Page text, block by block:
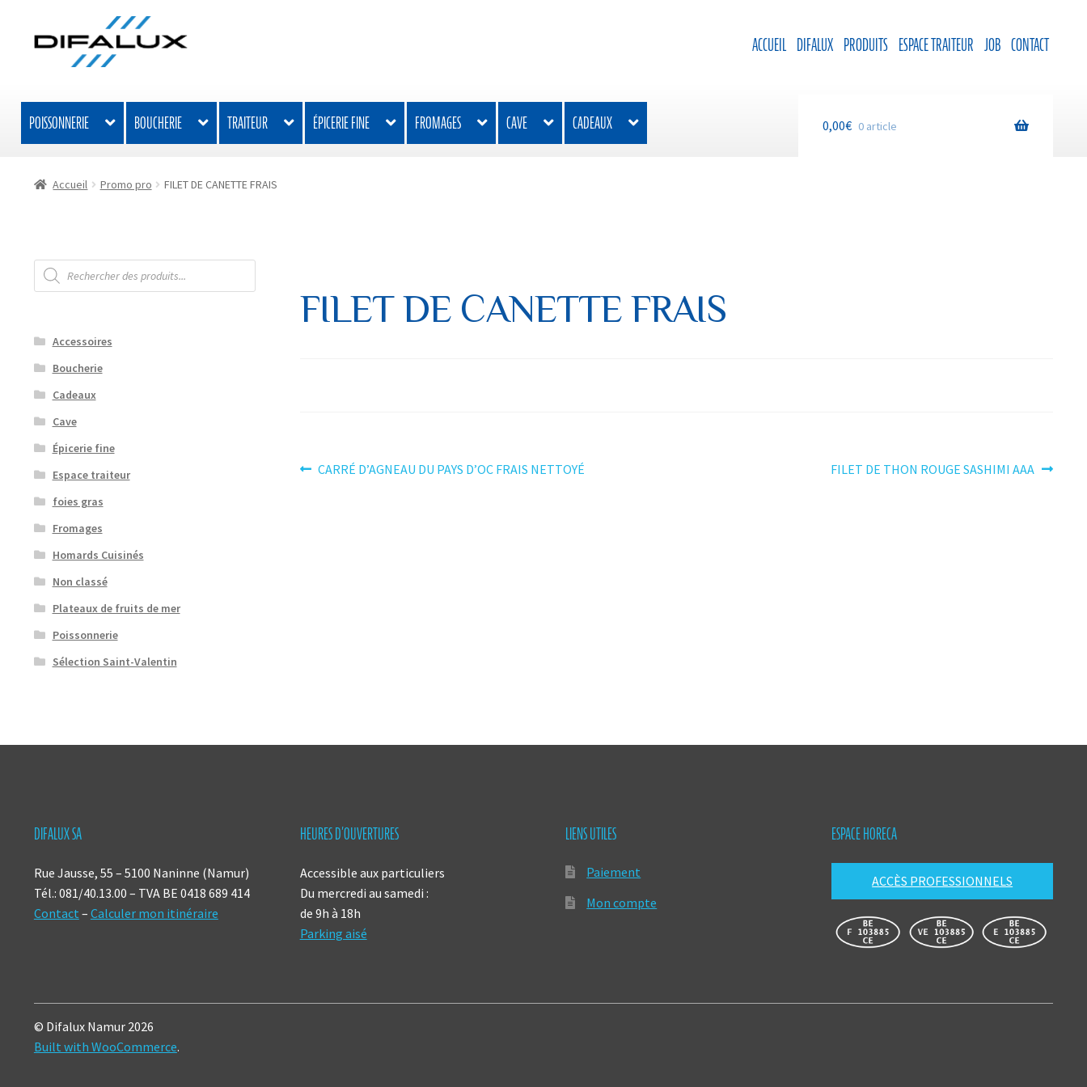
à
au
contenu
ACCUEIL DIFALUX PRODUITS ESPACE TRAITEUR JOB CONTACT
POISSONNERIE BOUCHERIE TRAITEUR ÉPICERIE FINE FROMAGES CAVE CADEAUX 0,00€ 0 article
Accueil Promo pro FILET DE CANETTE FRAIS
FILET DE CANETTE FRAIS
Navigation
Article
CARRÉ D’AGNEAU DU PAYS D’OC FRAIS NETTOYÉ
Article
FILET DE THON ROUGE SASHIMI AAA
Recherche
de
produits
Accessoires
Boucherie
Cadeaux
Cave
Épicerie fine
Espace traiteur
foies gras
Fromages
Homards Cuisinés
Non classé
Plateaux de fruits de mer
Poissonnerie
Sélection Saint-Valentin
DIFALUX SA
Rue Jausse, 55 – 5100 Naninne (Namur)
Tél.: 081/40.13.00 – TVA BE 0418 689 414
Contact – Calculer mon itinéraire
HEURES D’OUVERTURES
Accessible aux particuliers
Du mercredi au samedi :
de 9h à 18h
Parking aisé
LIENS UTILES
Paiement
Mon compte
ESPACE HORECA
ACCÈS PROFESSIONNELS
© Difalux Namur 2026
Built with WooCommerce.